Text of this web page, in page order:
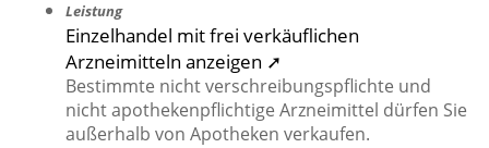
Leistung
Einzelhandel mit frei verkäuflichen
Arzneimitteln anzeigen ➚
Bestimmte nicht verschreibungspflichte und
nicht apothekenpflichtige Arzneimittel dürfen Sie
außerhalb von Apotheken verkaufen.